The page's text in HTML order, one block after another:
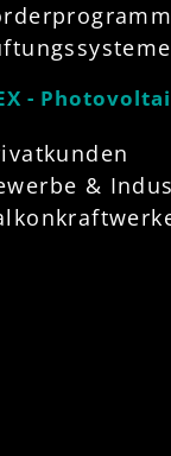
-
&